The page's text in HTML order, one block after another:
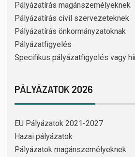
Pályázatírás magánszemélyeknek
Pályázatírás civil szervezeteknek
Pályázatírás önkormányzatoknak
Pályázatfigyelés
Specifikus pályázatfigyelés vagy
PÁLYÁZATOK 2026
EU Pályázatok 2021-2027
Hazai pályázatok
Pályázatok magánszemélyeknek